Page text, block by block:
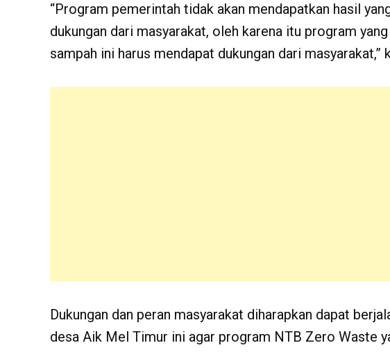
“Program pemerintah tidak akan mendapatkan hasil
dukungan dari masyarakat, oleh karena itu program
sampah ini harus mendapat dukungan dari masyarakat,”
Dukungan dan peran masyarakat diharapkan dapat
desa Aik Mel Timur ini agar program NTB Zero Waste